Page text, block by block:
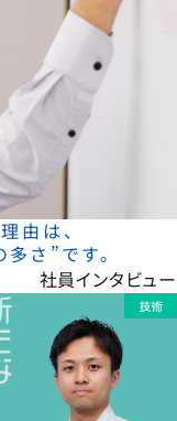
由は、
さ”です。
社員インタビュー